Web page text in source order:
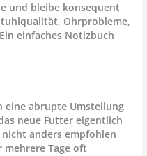
und bleibe konsequent
Ohrprobleme,
einfaches Notizbuch
eine abrupte Umstellung
neue Futter eigentlich
anders empfohlen
Tage oft